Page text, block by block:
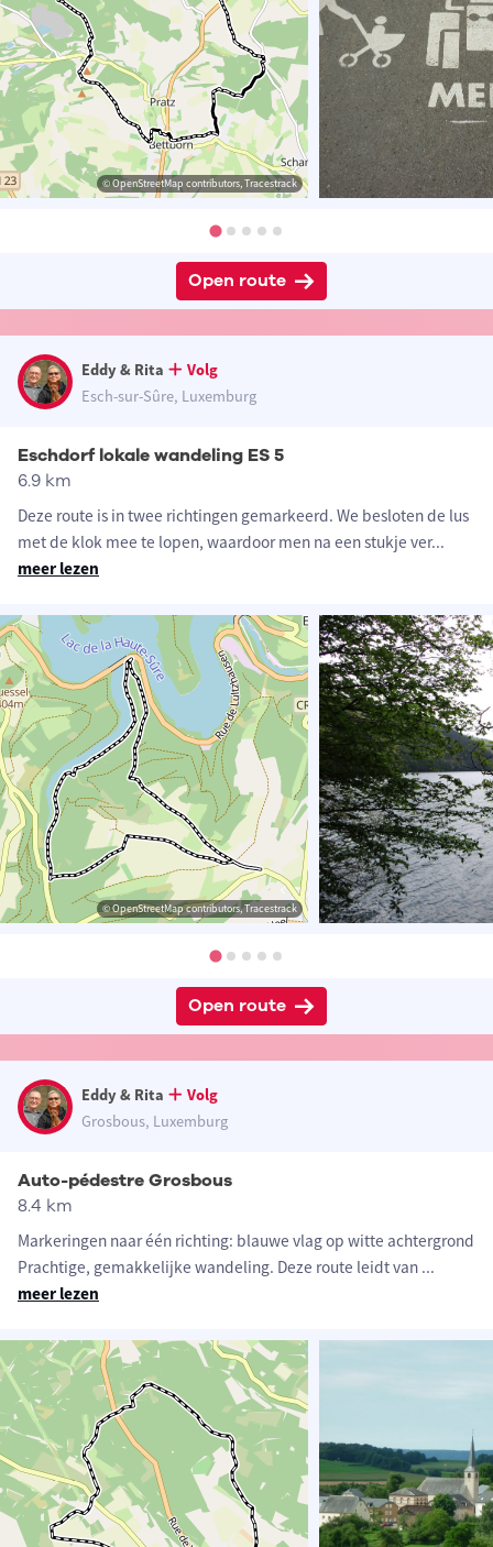
© OpenStreetMap contributors, Tracestrack
Open route
Eddy & Rita
Volg
Esch-sur-Sûre, Luxemburg
Eschdorf lokale wandeling ES 5
6.9 km
Deze route is in twee richtingen gemarkeerd. We besloten de lus
met de klok mee te lopen, waardoor men na een stukje ver...
meer lezen
© OpenStreetMap contributors, Tracestrack
Open route
Eddy & Rita
Volg
Grosbous, Luxemburg
Auto-pédestre Grosbous
8.4 km
Markeringen naar één richting: blauwe vlag op witte achtergrond
Prachtige, gemakkelijke wandeling. Deze route leidt van ...
meer lezen